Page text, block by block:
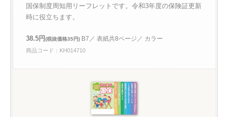
国保制度周知用リーフレットです。令和3年度の保険証更新
時に役立ちます。
38.5円(税抜価格35円) B7／ 表紙共8ページ／ カラー
商品コード：KH014710